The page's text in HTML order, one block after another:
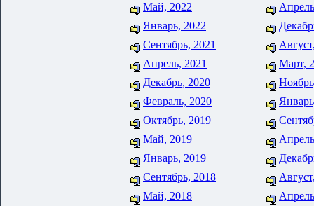
Май, 2022
Январь, 2022
Сентябрь, 2021
Апрель, 2021
Март,
Декабрь, 2020
Февраль, 2020
Октябрь, 2019
Май, 2019
Январь, 2019
Сентябрь, 2018
Май, 2018